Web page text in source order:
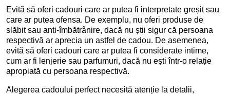
Evită să oferi cadouri care ar putea fi interpretate greșit sau
care ar putea ofensa. De exemplu, nu oferi produse de
slăbit sau anti-îmbătrânire, dacă nu știi sigur că persoana
respectivă ar aprecia un astfel de cadou. De asemenea,
evită să oferi cadouri care ar putea fi considerate intime,
cum ar fi lenjerie sau parfumuri, dacă nu ești într-o relație
apropiată cu persoana respectivă.
Alegerea cadoului perfect necesită atenție la detalii,